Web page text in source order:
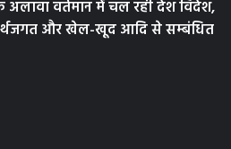
वर्तमान में चल रही देश विदेश,
अर्थजगत और खेल-खूद आदि से सम्बंधित